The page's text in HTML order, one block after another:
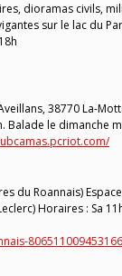
dioramas civils,
sur le lac du
38770 La-
le dimanche
du Roannais)
Horaires : Sa
806511009453166